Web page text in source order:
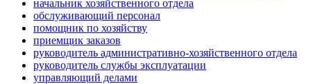
начальник хозяйственного отдела
обслуживающий персонал
помощник по хозяйству
приемщик заказов
руководитель административно-хозяйственного отдела
руководитель службы эксплуатации
управляющий делами